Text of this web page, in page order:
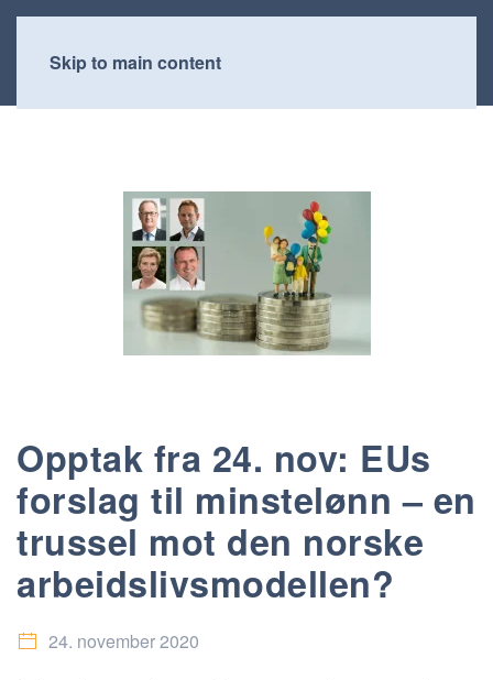
Skip to main content
Opptak fra 24. nov: EUs
forslag til minstelønn – en
trussel mot den norske
arbeidslivsmodellen?
24. november 2020